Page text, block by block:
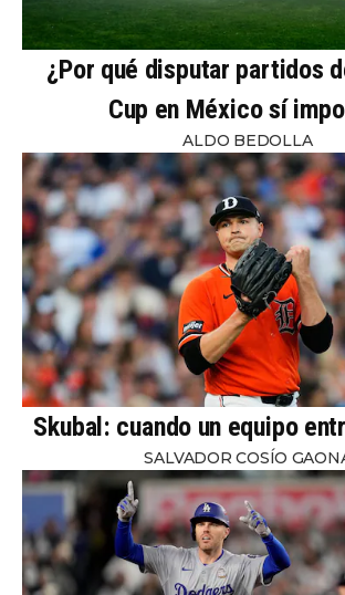
¿Por qué disputar partidos
Cup en México sí
ALDO BEDOLLA
Skubal: cuando un equipo
SALVADOR COSÍO